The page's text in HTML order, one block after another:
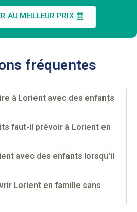
AU MEILLEUR PRIX
fréquentes
à Lorient avec des enfants
faut-il prévoir à Lorient en
avec des enfants lorsqu'il
Lorient en famille sans